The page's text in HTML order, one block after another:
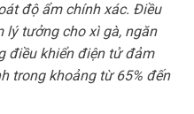
độ ẩm chính xác. Điều
lý tưởng cho xì gà, ngăn
điều khiển điện tử đảm
trong khoảng từ 65% đến